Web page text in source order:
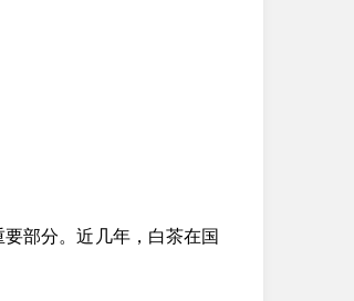
部分。近几年，白茶在国